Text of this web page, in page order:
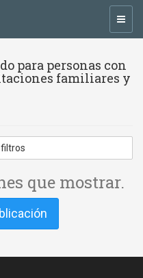
para personas con
familiares y
que mostrar.